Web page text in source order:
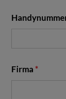
Firma *